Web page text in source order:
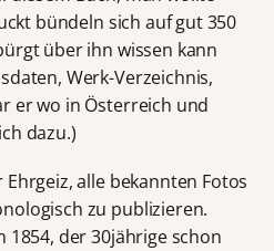
bündeln sich auf gut 350
über ihn wissen kann
Werk-Verzeichnis,
er wo in Österreich und
dazu.)
alle bekannten Fotos
zu publizieren.
1854, der 30jährige schon